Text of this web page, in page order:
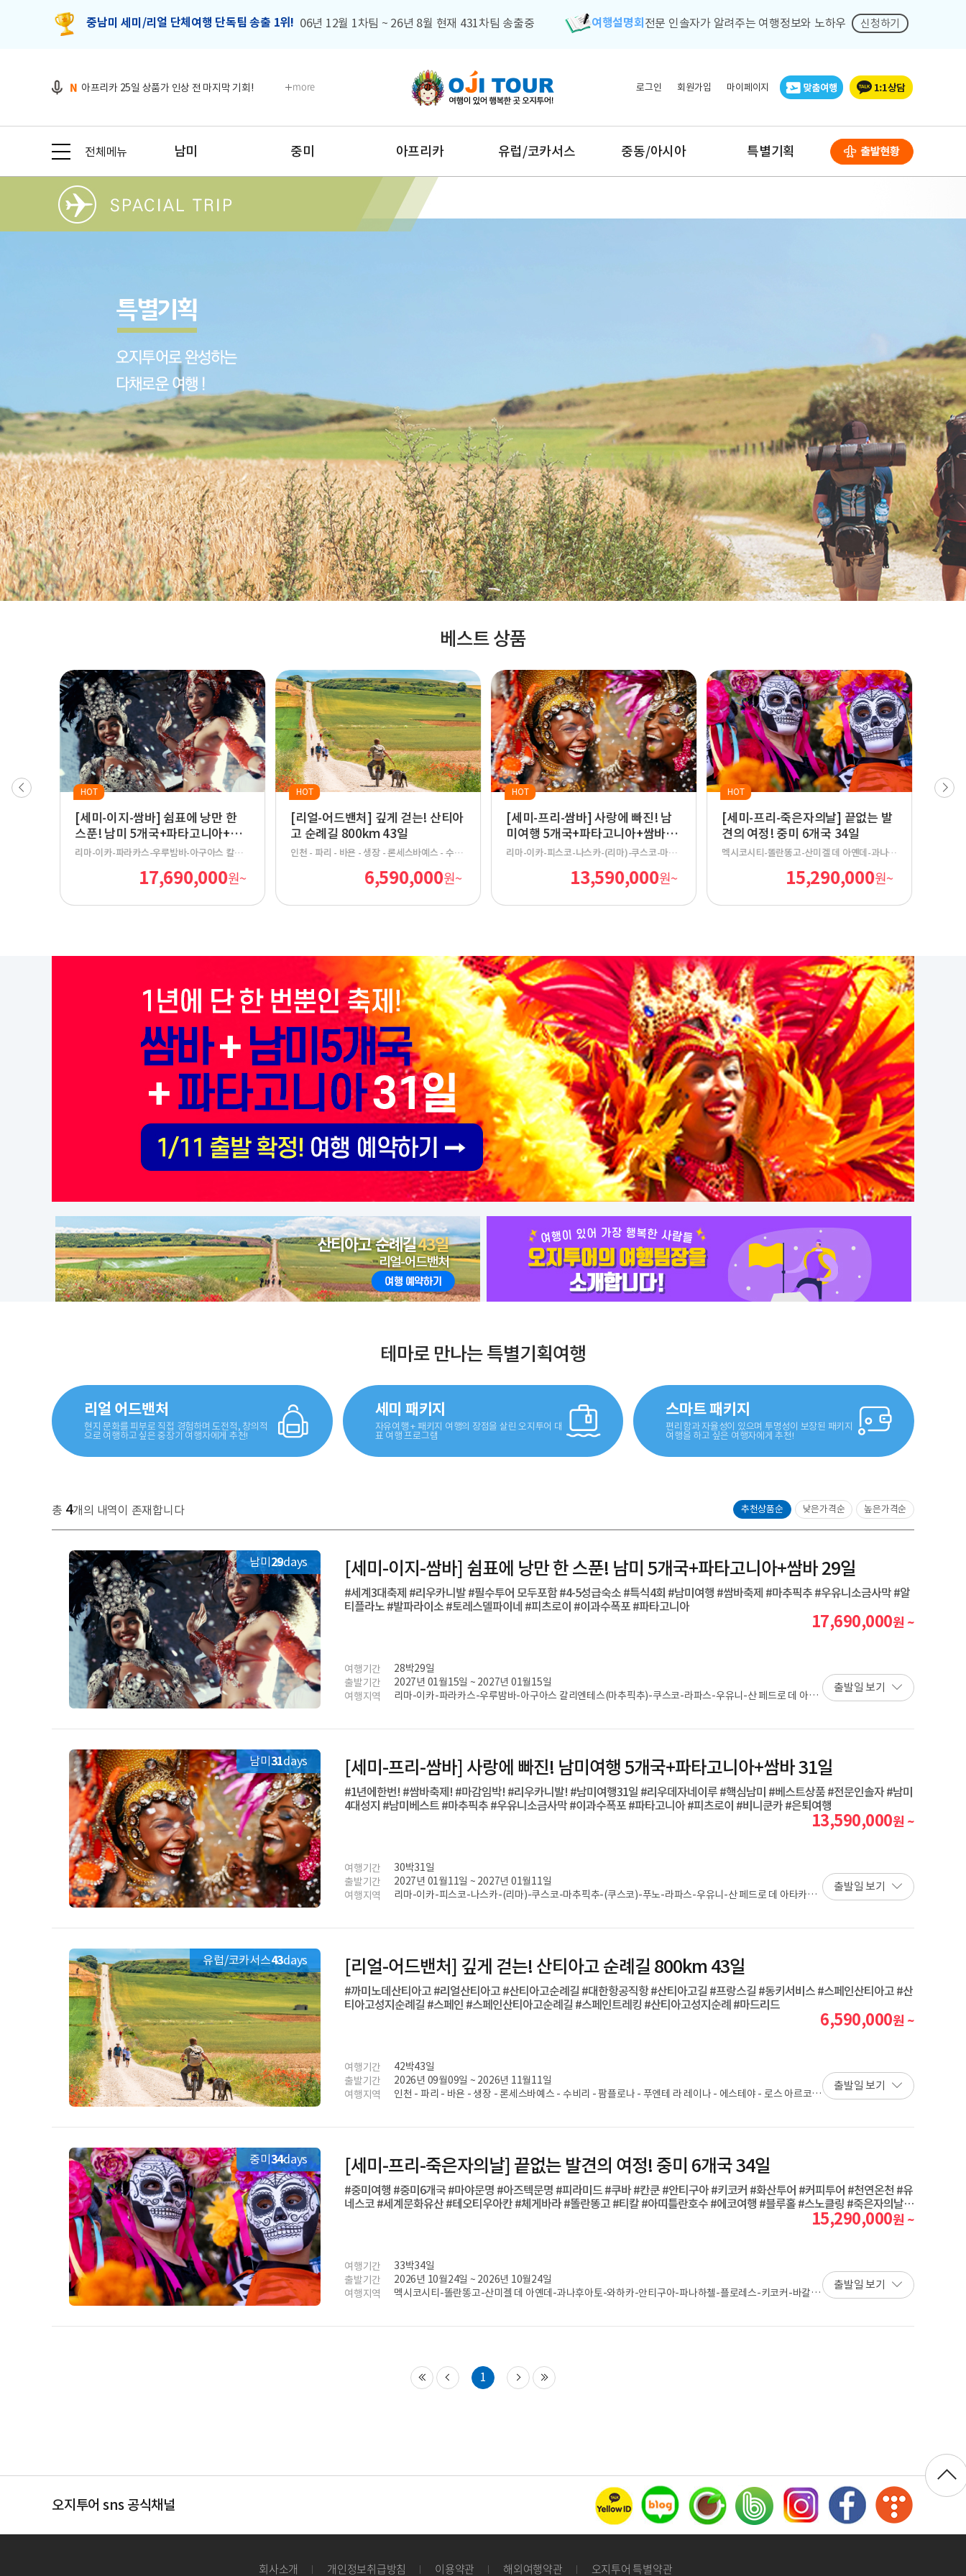
중남미 세미/리얼 단체여행 단독팀 송출 1위! 06년 12월 1차팀 ~ 26년 8월 현재 431차팀 송출중 여행설명회 전문 인솔자가 알려주는 여행정보와 노하우 신청하기
N 26년 추석 연휴 포함 상품 안내 - 출발확정! more 로그인 회원가입 마이페이지
전체메뉴 남미 중미 아프리카 유럽/코카서스 중동/아시아 특별기획
베스트 상품
HOT
[세미-이지-쌈바] 쉼표에 낭만 한
스푼! 남미 5개국+파타고니아+쌈
바 29일
리마-이카-파라카스-우루밤바-아구아스 칼리
드로 데 아타카마-칼라마-산티아고-푸에르토
나탈레스-엘 칼라파테-우수아이아-부에노스 아
17,690,000원~
HOT
[리얼-어드밴처] 깊게 걷는! 산티아
고 순례길 800km 43일
인천 - 파리 - 바욘 - 생장 - 론세스바예스 - 수비
로스 아르코스 - 로그로뇨 - 나헤라 - 산토도밍
고 데라칼사다 - 벨로라도 - 산 후안 데 오르테가
발까르세 - 오 세브레이로 - 트리아까스텔라 -
사리아 - 포르토마린 - 팔라스 데 레이 - 아르수
아 - 오 페드로우소 - 산티아고 데 콤포스텔라 -
마드리드 - 인천
6,590,000원~
HOT
[세미-프리-쌈바] 사랑에 빠진! 남
미여행 5개국+파타고니아+쌈바
31일
리마-이카-피스코-나스카-(리마)-쿠스코-마추
데 아타카마-산티아고-(푼타 아레나스)-푸에르
토 나탈레스-엘 찰텐-엘 칼라파테-우수아이아-
13,590,000원~
HOT
[세미-프리-죽은자의날] 끝없는 발
견의 여정! 중미 6개국 34일
멕시코시티-똘란똥고-산미겔 데 아옌데-과나후
코커-바칼라르-툴룸-칸쿤-아바나-트리니다드-
산타클라라-비냘레스-파나마시티-몬테베르데-
15,290,000원~
테마로 만나는 특별기획여행
리얼 어드밴처
현지 문화를 피부로 직접 경험하며 도전적, 창의적
으로 여행하고 싶은 중장기 여행자에게 추천!
세미 패키지
자유여행 + 패키지 여행의 장점을 살린 오지투어 대
표 여행 프로그램
스마트 패키지
편리함과 자율성이 있으며 투명성이 보장된 패키지
여행을 하고 싶은 여행자에게 추천!
총 4개의 내역이 존재합니다 추천상품순 낮은가격순 높은가격순
남미 29days [세미-이지-쌈바] 쉼표에 낭만 한 스푼! 남미 5개국+파타고니아+쌈바 29일
#세계3대축제 #리우카니발 #필수투어 모두포함 #4-5성급숙소 #특식4회 #남미여행 #쌈바축제 #마추픽추 #우유니소금사막 #알
티플라노 #발파라이소 #토레스델파이네 #피츠로이 #이과수폭포 #파타고니아
17,690,000원 ~
여행기간
28박29일
출발기간
2027년 01월15일 ~ 2027년 01월15일
여행지역
리마-이카-파라카스-우루밤바-아구아스 칼리엔테스(마추픽추)-쿠스코-라파스-우유니-산 페드로 데 아타
출발일 보기
남미 31days [세미-프리-쌈바] 사랑에 빠진! 남미여행 5개국+파타고니아+쌈바 31일
#1년에한번! #쌈바축제! #마감임박! #리우카니발! #남미여행31일 #리우데자네이루 #핵심남미 #베스트상품 #전문인솔자 #남미
4대성지 #남미베스트 #마추픽추 #우유니소금사막 #이과수폭포 #파타고니아 #피츠로이 #비니쿤카 #은퇴여행
13,590,000원 ~
여행기간
30박31일
출발기간
2027년 01월11일 ~ 2027년 01월11일
여행지역
리마-이카-피스코-나스카-(리마)-쿠스코-마추픽추-(쿠스코)-푸노-라파스-우유니-산 페드로 데 아타카마-
출발일 보기
유럽/코카서스43days [리얼-어드밴처] 깊게 걷는! 산티아고 순례길 800km 43일
#까미노데산티아고 #리얼산티아고 #산티아고순례길 #대한항공직항 #산티아고길 #프랑스길 #동키서비스 #스페인산티아고 #산
티아고성지순례길 #스페인 #스페인산티아고순례길 #스페인트레킹 #산티아고성지순례 #마드리드
6,590,000원 ~
여행기간
42박43일
출발기간
2026년 09월09일 ~ 2026년 11월11일
여행지역
인천 - 파리 - 바욘 - 생장 - 론세스바예스 - 수비리 - 팜플로나 - 푸엔테 라 레이나 - 에스테야 - 로스 아르코스
야 - 레온 - 산 마르틴 델 까미노 - 아스토르가 - 라바날 델 카미노 - 몰리나세카 - 까까벨로스 - 베가 데 발까르
출발일 보기
중미34days [세미-프리-죽은자의날] 끝없는 발견의 여정! 중미 6개국 34일
#중미여행 #중미6개국 #마야문명 #아즈텍문명 #피라미드 #쿠바 #칸쿤 #안티구아 #키코커 #화산투어 #커피투어 #천연온천 #유
네스코 #세계문화유산 #테오티우아칸 #체게바라 #똘란똥고 #티칼 #아띠틀란호수 #에코여행 #블루홀 #스노클링 #죽은자의날 #
15,290,000원 ~
여행기간
33박34일
출발기간
2026년 10월24일 ~ 2026년 10월24일
여행지역
멕시코시티-똘란똥고-산미겔 데 아옌데-과나후아토-와하카-안티구아-파나하첼-플로레스-키코커-바칼라
출발일 보기
1
오지투어 sns 공식채널
회사소개 개인정보취급방침 이용약관 해외여행약관 오지투어 특별약관